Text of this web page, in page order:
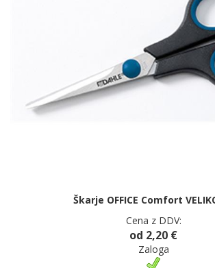
Škarje OFFICE Comfort
Cena z DDV:
od 2,20 €
Zaloga